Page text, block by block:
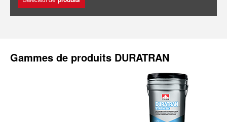
Gammes de produits DURATRAN